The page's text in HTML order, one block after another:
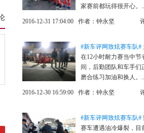
家赛前都玩得很开心。
2016-12-31 17:04:00 作者：钟永坚
#新车评网致炫赛车队#
在12小时耐力赛当中节
间，后勤团队和车手们
磨合练习加油和换人。
2016-12-30 16:59:00 作者：钟永坚
#新车评网致炫赛车队#
赛车遭遇油冷爆裂，目